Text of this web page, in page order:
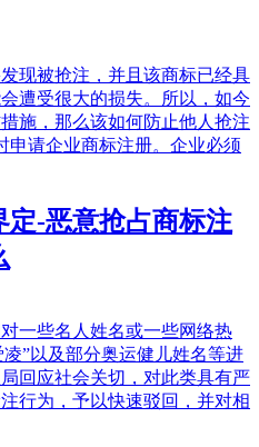
现被抢注，并且该商标已经具
遭受很大的损失。所以，如今
施，那么该如何防止他人抢注
申请企业商标注册。企业必须
-恶意抢占商标注
一些名人姓名或一些网络热
凌”以及部分奥运健儿姓名等进
回应社会关切，对此类具有严
行为，予以快速驳回，并对相